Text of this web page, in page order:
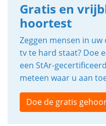
Gratis en
hoortest
Zeggen mensen in
tv te hard staat? Doe
een StAr-
meteen waar u aan
Doe de gratis